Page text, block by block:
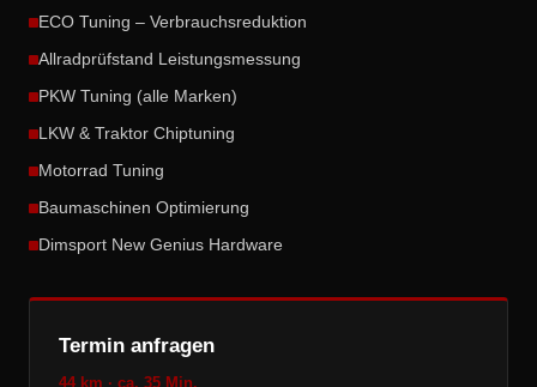
ECO Tuning – Verbrauchsreduktion
Allradprüfstand Leistungsmessung
PKW Tuning (alle Marken)
LKW & Traktor Chiptuning
Motorrad Tuning
Baumaschinen Optimierung
Dimsport New Genius Hardware
Termin anfragen
44 km · ca. 35 Min.